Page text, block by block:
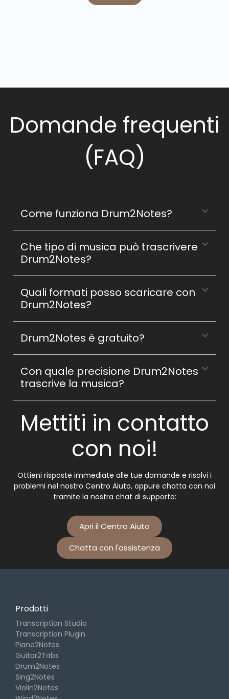
Domande frequenti
(FAQ)
Come funziona Drum2Notes?
Che tipo di musica può trascrivere
Drum2Notes?
Quali formati posso scaricare con
Drum2Notes?
Drum2Notes è gratuito?
Con quale precisione Drum2Notes
trascrive la musica?
Mettiti in contatto
con noi!
Ottieni risposte immediate alle tue domande e risolvi i
problemi nel nostro Centro Aiuto, oppure chatta con noi
tramite la nostra chat di supporto:
Apri il Centro Aiuto
Chatta con l'assistenza
Prodotti
Transcription Studio
Transcription Plugin
Piano2Notes
Guitar2Tabs
Drum2Notes
Sing2Notes
Violin2Notes